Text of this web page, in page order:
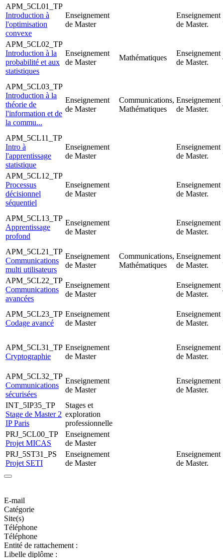
APM_5CL01_TP
Introduction à
l'optimisation
convexe
Enseignement
de Master
Enseignement
de Master.
APM_5CL02_TP
Introduction à la
probabilité et aux
statistiques
Enseignement
de Master
Mathématiques
Enseignement
de Master.
APM_5CL03_TP
Introduction à la
théorie de
l'information et de
la commu...
Enseignement
de Master
Communications,
Mathématiques
Enseignement
de Master.
APM_5CL11_TP
Intro à
l'apprentissage
statistique
Enseignement
de Master
Enseignement
de Master.
APM_5CL12_TP
Processus
décisionnel
séquentiel
Enseignement
de Master
Enseignement
de Master.
APM_5CL13_TP
Apprentissage
profond
Enseignement
de Master
Enseignement
de Master.
APM_5CL21_TP
Communications
multi utilisateurs
Enseignement
de Master
Communications,
Mathématiques
Enseignement
de Master.
APM_5CL22_TP
Communications
avancées
Enseignement
de Master
Enseignement
de Master.
APM_5CL23_TP
Codage avancé
Enseignement
de Master
Enseignement
de Master.
APM_5CL31_TP
Cryptographie
Enseignement
de Master
Enseignement
de Master.
APM_5CL32_TP
Communications
sécurisées
Enseignement
de Master
Enseignement
de Master.
INT_5IP35_TP
Stage de Master 2
IP Paris
Stages et
exploration
professionnelle
PRJ_5CL00_TP
Projet MICAS
Enseignement
de Master
PRJ_5ST31_PS
Projet SETI
Enseignement
de Master
Enseignement
de Master.
E-mail
Catégorie
Site(s)
Téléphone
Téléphone
Entité de rattachement :
Libelle diplôme :